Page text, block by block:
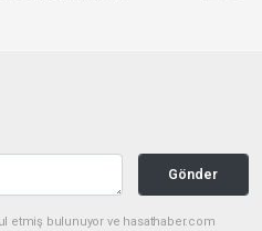
Gönder
etmiş bulunuyor ve hasathaber.com